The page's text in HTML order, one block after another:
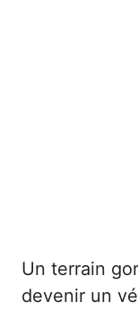
Un terrain
devenir un